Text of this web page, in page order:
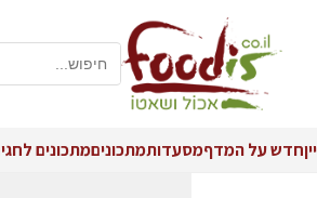
ייןחדש על המדףמסעדותמתכוניםמתכונים